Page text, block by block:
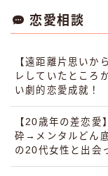
恋愛相談
【遠距離片思いか
レしていたところ
い劇的恋愛成就！
【20歳年の差恋
砕→メンタルどん
の20代女性と出会